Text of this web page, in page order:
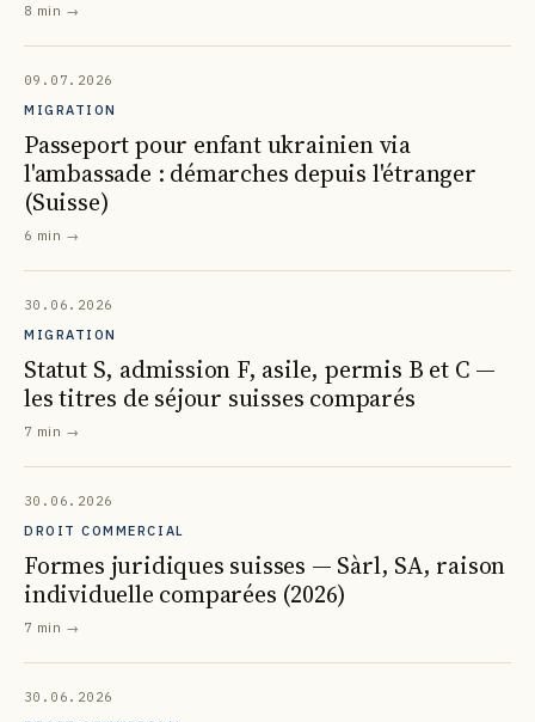
8 min →
09.07.2026
MIGRATION
Passeport pour enfant ukrainien via
l'ambassade : démarches depuis l'étranger
(Suisse)
6 min →
30.06.2026
MIGRATION
Statut S, admission F, asile, permis B et C —
les titres de séjour suisses comparés
7 min →
30.06.2026
DROIT COMMERCIAL
Formes juridiques suisses — Sàrl, SA, raison
individuelle comparées (2026)
7 min →
30.06.2026